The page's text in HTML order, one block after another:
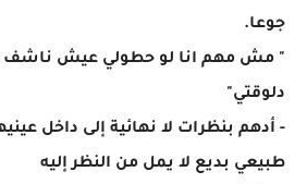
جوعا.
" مش مهم انا لو حطولي عيش ناشف
دلوقتي"
- أدهم بنظرات لا نهائية إلى داخل
طبيعي بديع لا يمل من النظر إليه